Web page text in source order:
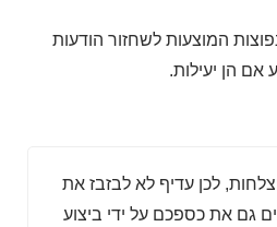
המוצעות לשחזור הודעות
אם הן יעילות.
לכן עדיף לא לבזבז את
גם את כספכם על ידי ביצוע